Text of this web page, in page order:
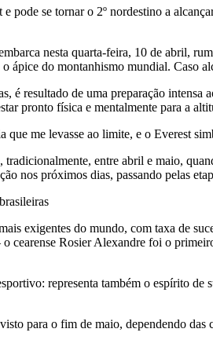
pode se tornar o 2º nordestino a
nesta quarta-feira, 10 de abril,
ápice do montanhismo mundial. Caso
é resultado de uma preparação
pronto física e mentalmente para a
que me levasse ao limite, e o Everest
tradicionalmente, entre abril e maio,
nos próximos dias, passando pelas
exigentes do mundo, com taxa de
cearense Rosier Alexandre foi o
representa também o espírito
para o fim de maio, dependendo